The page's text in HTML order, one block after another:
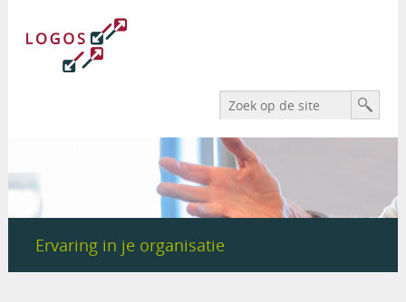
Search form Zoek
Ervaring in je organisatie